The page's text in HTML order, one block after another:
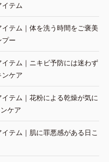
テム
テム｜体を洗う時間をご褒美
ー
テム｜ニキビ予防には迷わず
ケア
テム｜花粉による乾燥が気に
ケア
テム｜肌に罪悪感がある日こ